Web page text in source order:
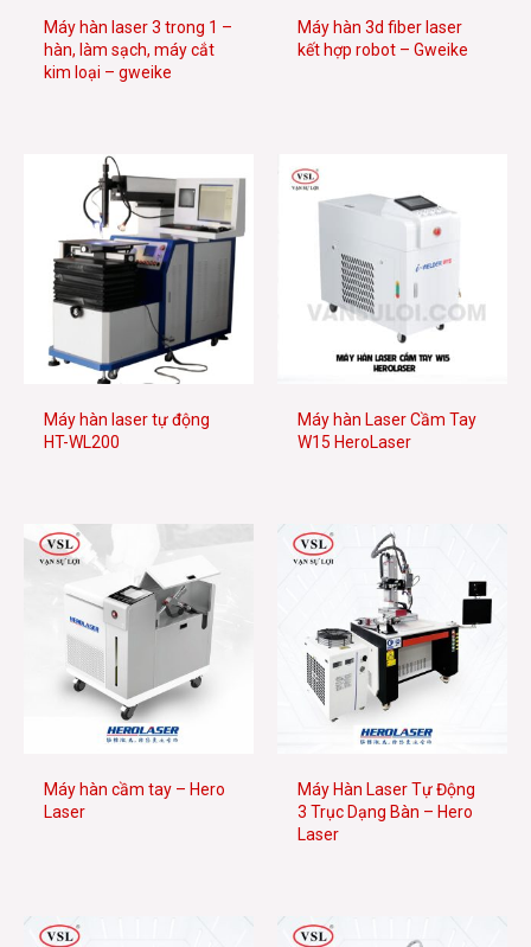
Máy hàn laser 3 trong 1 –
hàn, làm sạch, máy cắt
kim loại – gweike
Máy hàn 3d fiber laser
kết hợp robot – Gweike
Máy hàn laser tự động
HT-WL200
Máy hàn Laser Cầm Tay
W15 HeroLaser
Máy hàn cầm tay – Hero
Laser
Máy Hàn Laser Tự Động
3 Trục Dạng Bàn – Hero
Laser